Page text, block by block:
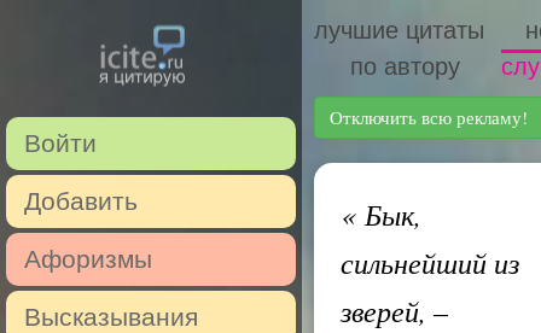
Войти
Добавить
Афоризмы
Высказывания
лучшие цитаты
по автору
Отключить всю рекламу!
«Бык,
сильнейший из
зверей, –